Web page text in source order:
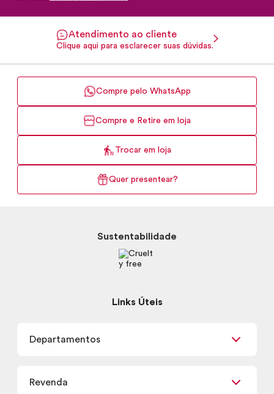
Atendimento ao cliente
Clique aqui para esclarecer suas dúvidas.
Compre pelo WhatsApp
Compre e Retire em loja
Trocar em loja
Quer presentear?
Sustentabilidade
Links Úteis
Departamentos
Skincare
Revenda